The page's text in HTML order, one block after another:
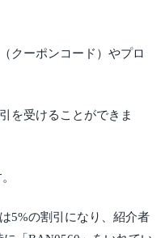
クーポンコード）やプロ
を受けることができま
5%の割引になり、紹介者